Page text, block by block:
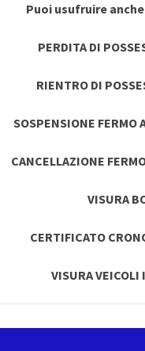
Puoi usufruire
PERDITA DI
RIENTRO DI
SOSPENSIONE FERMO
CANCELLAZIONE
VISURA
CERTIFICATO
VISURA VEICOLI